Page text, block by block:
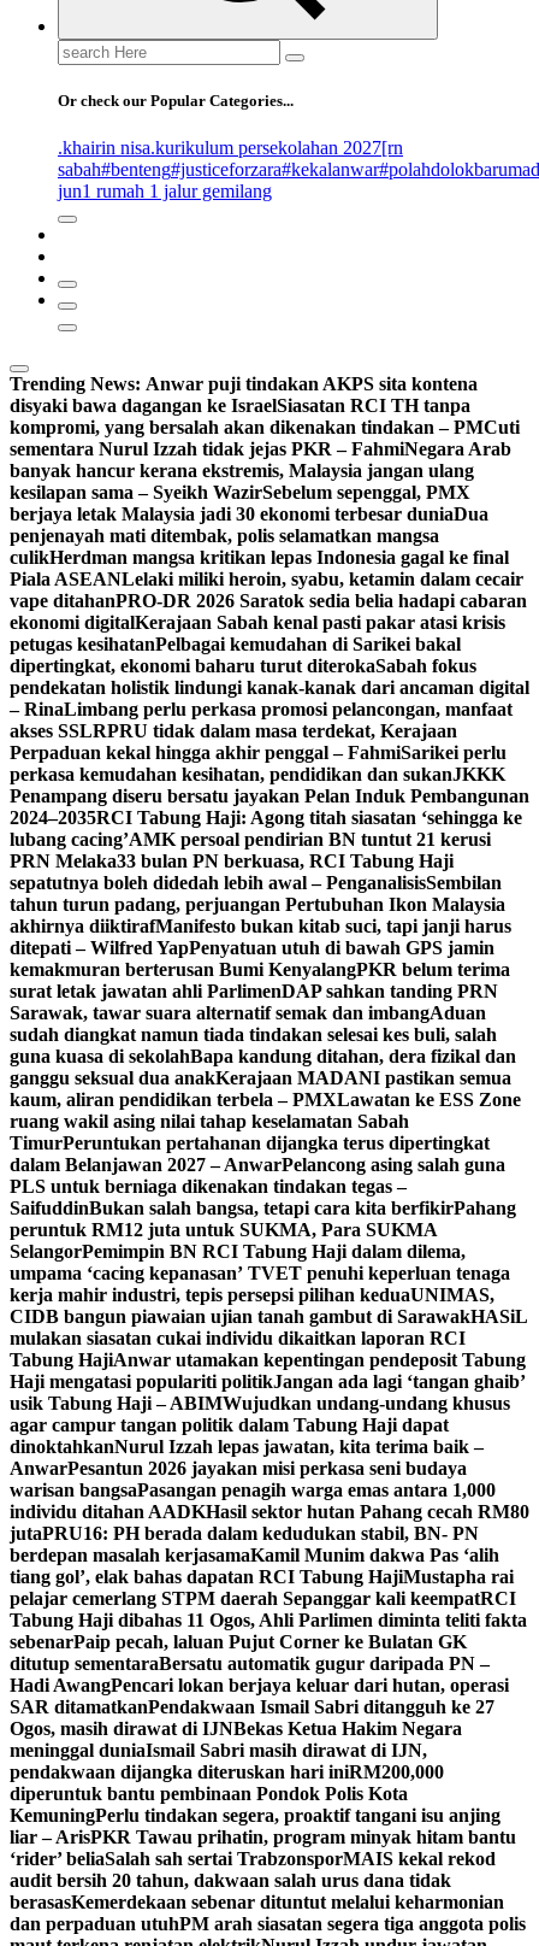
Search
for:
Or check our Popular Categories...
.khairin nisa.kurikulum persekolahan 2027[rn
sabah#benteng#justiceforzara#kekalanwar
jun1 rumah 1 jalur gemilang
Trending News: Anwar puji tindakan AKPS sita kontena
disyaki bawa dagangan ke IsraelSiasatan RCI TH tanpa
kompromi, yang bersalah akan dikenakan tindakan – PMCuti
sementara Nurul Izzah tidak jejas PKR – FahmiNegara Arab
banyak hancur kerana ekstremis, Malaysia jangan ulang
kesilapan sama – Syeikh WazirSebelum sepenggal, PMX
berjaya letak Malaysia jadi 30 ekonomi terbesar duniaDua
penjenayah mati ditembak, polis selamatkan mangsa
culikHerdman mangsa kritikan lepas Indonesia gagal ke final
Piala ASEANLelaki miliki heroin, syabu, ketamin dalam cecair
vape ditahanPRO-DR 2026 Saratok sedia belia hadapi cabaran
ekonomi digitalKerajaan Sabah kenal pasti pakar atasi krisis
petugas kesihatanPelbagai kemudahan di Sarikei bakal
dipertingkat, ekonomi baharu turut diterokaSabah fokus
pendekatan holistik lindungi kanak-kanak dari ancaman digital
– RinaLimbang perlu perkasa promosi pelancongan, manfaat
akses SSLRPRU tidak dalam masa terdekat, Kerajaan
Perpaduan kekal hingga akhir penggal – FahmiSarikei perlu
perkasa kemudahan kesihatan, pendidikan dan sukanJKKK
Penampang diseru bersatu jayakan Pelan Induk Pembangunan
2024–2035RCI Tabung Haji: Agong titah siasatan ‘sehingga ke
lubang cacing’AMK persoal pendirian BN tuntut 21 kerusi
PRN Melaka33 bulan PN berkuasa, RCI Tabung Haji
sepatutnya boleh didedah lebih awal – PenganalisisSembilan
tahun turun padang, perjuangan Pertubuhan Ikon Malaysia
akhirnya diiktirafManifesto bukan kitab suci, tapi janji harus
ditepati – Wilfred YapPenyatuan utuh di bawah GPS jamin
kemakmuran berterusan Bumi KenyalangPKR belum terima
surat letak jawatan ahli ParlimenDAP sahkan tanding PRN
Sarawak, tawar suara alternatif semak dan imbangAduan
sudah diangkat namun tiada tindakan selesai kes buli, salah
guna kuasa di sekolahBapa kandung ditahan, dera fizikal dan
ganggu seksual dua anakKerajaan MADANI pastikan semua
kaum, aliran pendidikan terbela – PMXLawatan ke ESS Zone
ruang wakil asing nilai tahap keselamatan Sabah
TimurPeruntukan pertahanan dijangka terus dipertingkat
dalam Belanjawan 2027 – AnwarPelancong asing salah guna
PLS untuk berniaga dikenakan tindakan tegas –
SaifuddinBukan salah bangsa, tetapi cara kita berfikirPahang
peruntuk RM12 juta untuk SUKMA, Para SUKMA
SelangorPemimpin BN RCI Tabung Haji dalam dilema,
umpama ‘cacing kepanasan’ TVET penuhi keperluan tenaga
kerja mahir industri, tepis persepsi pilihan keduaUNIMAS,
CIDB bangun piawaian ujian tanah gambut di SarawakHASiL
mulakan siasatan cukai individu dikaitkan laporan RCI
Tabung HajiAnwar utamakan kepentingan pendeposit Tabung
Haji mengatasi populariti politikJangan ada lagi ‘tangan ghaib’
usik Tabung Haji – ABIMWujudkan undang-undang khusus
agar campur tangan politik dalam Tabung Haji dapat
dinoktahkanNurul Izzah lepas jawatan, kita terima baik –
AnwarPesantun 2026 jayakan misi perkasa seni budaya
warisan bangsaPasangan penagih warga emas antara 1,000
individu ditahan AADKHasil sektor hutan Pahang cecah RM80
jutaPRU16: PH berada dalam kedudukan stabil, BN- PN
berdepan masalah kerjasamaKamil Munim dakwa Pas ‘alih
tiang gol’, elak bahas dapatan RCI Tabung HajiMustapha rai
pelajar cemerlang STPM daerah Sepanggar kali keempatRCI
Tabung Haji dibahas 11 Ogos, Ahli Parlimen diminta teliti fakta
sebenarPaip pecah, laluan Pujut Corner ke Bulatan GK
ditutup sementaraBersatu automatik gugur daripada PN –
Hadi AwangPencari lokan berjaya keluar dari hutan, operasi
SAR ditamatkanPendakwaan Ismail Sabri ditangguh ke 27
Ogos, masih dirawat di IJNBekas Ketua Hakim Negara
meninggal duniaIsmail Sabri masih dirawat di IJN,
pendakwaan dijangka diteruskan hari iniRM200,000
diperuntuk bantu pembinaan Pondok Polis Kota
KemuningPerlu tindakan segera, proaktif tangani isu anjing
liar – ArisPKR Tawau prihatin, program minyak hitam bantu
‘rider’ beliaSalah sah sertai TrabzonsporMAIS kekal rekod
audit bersih 20 tahun, dakwaan salah urus dana tidak
berasasKemerdekaan sebenar dituntut melalui keharmonian
dan perpaduan utuhPM arah siasatan segera tiga anggota polis